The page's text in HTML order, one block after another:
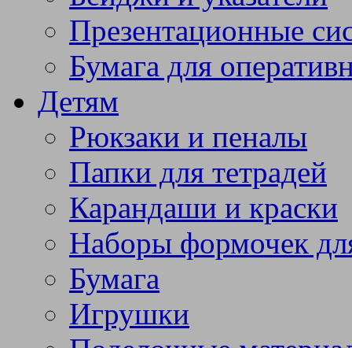
Презентационные
Бумага для
Детям
Рюкзаки и пеналы
Папки для тетрадей
Карандаши и краски
Наборы формочек
Бумага
Игрушки